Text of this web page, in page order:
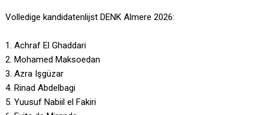
Volledige kandidatenlijst DENK Almere 2026:
1. Achraf El Ghaddari
2. Mohamed Maksoedan
3. Azra Işgüzar
4. Rinad Abdelbagi
5. Yuusuf Nabiil el Fakiri